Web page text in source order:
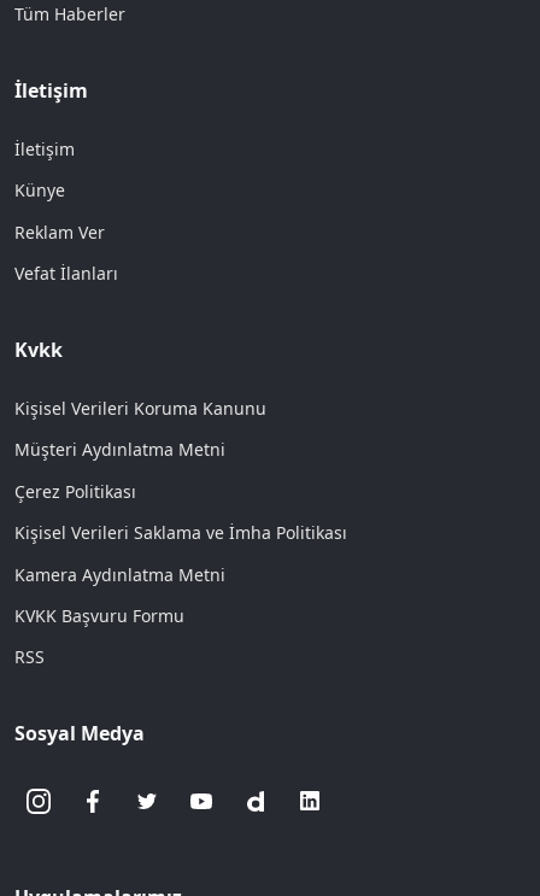
Tüm Haberler
İletişim
İletişim
Künye
Reklam Ver
Vefat İlanları
Kvkk
Kişisel Verileri Koruma Kanunu
Müşteri Aydınlatma Metni
Çerez Politikası
Kişisel Verileri Saklama ve İmha Politikası
Kamera Aydınlatma Metni
KVKK Başvuru Formu
RSS
Sosyal Medya